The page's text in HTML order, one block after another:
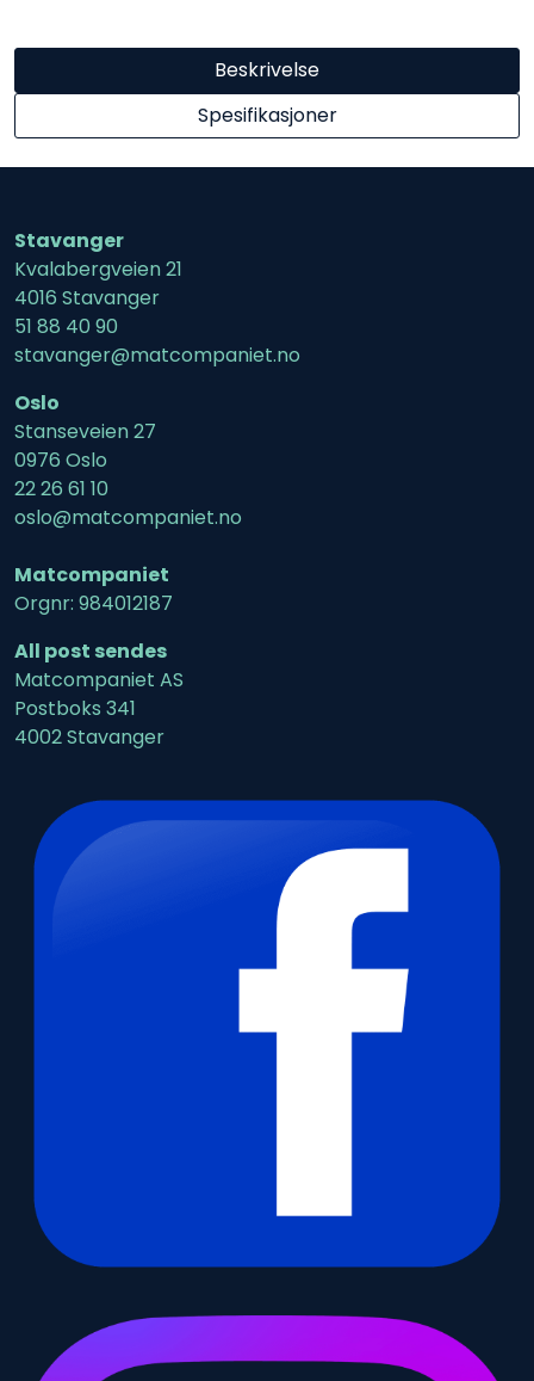
Beskrivelse
Spesifikasjoner
Stavanger
Kvalabergveien 21
4016 Stavanger
51 88 40 90
stavanger@matcompaniet.no
Oslo
Stanseveien 27
0976 Oslo
22 26 61 10
oslo@matcompaniet.no
Matcompaniet
Orgnr: 984012187
All post sendes
Matcompaniet AS
Postboks 341
4002 Stavanger